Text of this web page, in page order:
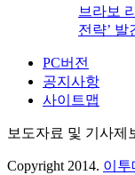
브라보
전략’ 발
PC버전
공지사항
사이트맵
보도자료 및 기사제
Copyright 2014. 이투